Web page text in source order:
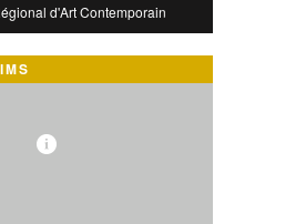
d'Art Contemporain